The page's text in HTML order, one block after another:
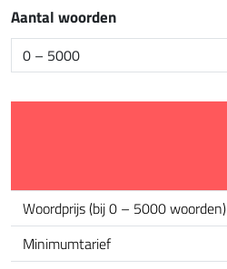
Aantal woorden
calculator.comparison_feature
Woordprijs(bij 0 – 5000 woorden)
Minimumtarief